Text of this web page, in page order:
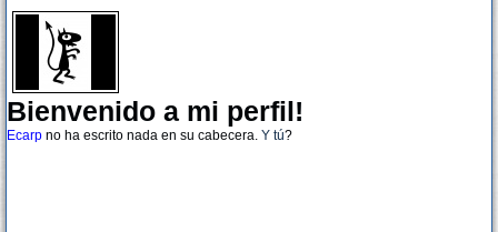
Bienvenido a mi perfil!
Ecarp no ha escrito nada en su cabecera. Y tú?